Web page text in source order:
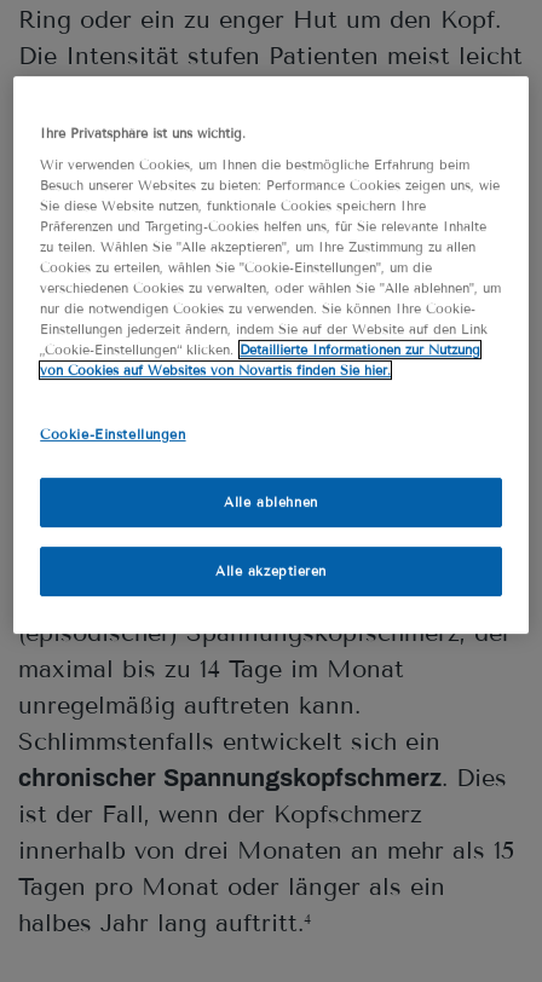
Ring oder ein zu enger Hut um den Kopf.
Die Intensität stufen Patienten meist leicht
Spannungskopfschmerzen treten in der
Regel in unregelmäßigen Intervallen auf,
wobei Frauen häufiger als Männer
darunter leiden.3
Die Dauer der
Spannungskopfschmerzen kann sich von
einigen Tagenoder gar
einer Wocheerstrecken.
Am häufigsten ist ein sporadischer
(episodischer) Spannungskopfschmerz, der
maximal bis zu 14 Tage im Monat
unregelmäßig auftreten kann.
Schlimmstenfalls entwickelt sich ein
chronischer Spannungskopfschmerz. Dies
ist der Fall, wenn der Kopfschmerz
innerhalb von drei Monaten an mehr als 15
Tagen pro Monat oder länger als ein
halbes Jahr lang auftritt.4
Ihre Privatsphäre ist uns wichtig.
Wir verwenden Cookies, um Ihnen die bestmögliche Erfahrung beim
Besuch unserer Websites zu bieten: Performance Cookies zeigen uns, wie
Sie diese Website nutzen, funktionale Cookies speichern Ihre
Präferenzen und Targeting-Cookies helfen uns, für Sie relevante Inhalte
zu teilen. Wählen Sie "Alle akzeptieren", um Ihre Zustimmung zu allen
Cookies zu erteilen, wählen Sie "Cookie-Einstellungen", um die
verschiedenen Cookies zu verwalten, oder wählen Sie "Alle ablehnen", um
nur die notwendigen Cookies zu verwenden. Sie können Ihre Cookie-
Einstellungen jederzeit ändern, indem Sie auf der Website auf den Link
„Cookie-Einstellungen“ klicken. Detaillierte Informationen zur Nutzung
von Cookies auf Websites von Novartis finden Sie hier.
Cookie-Einstellungen
Alle ablehnen
Alle akzeptieren